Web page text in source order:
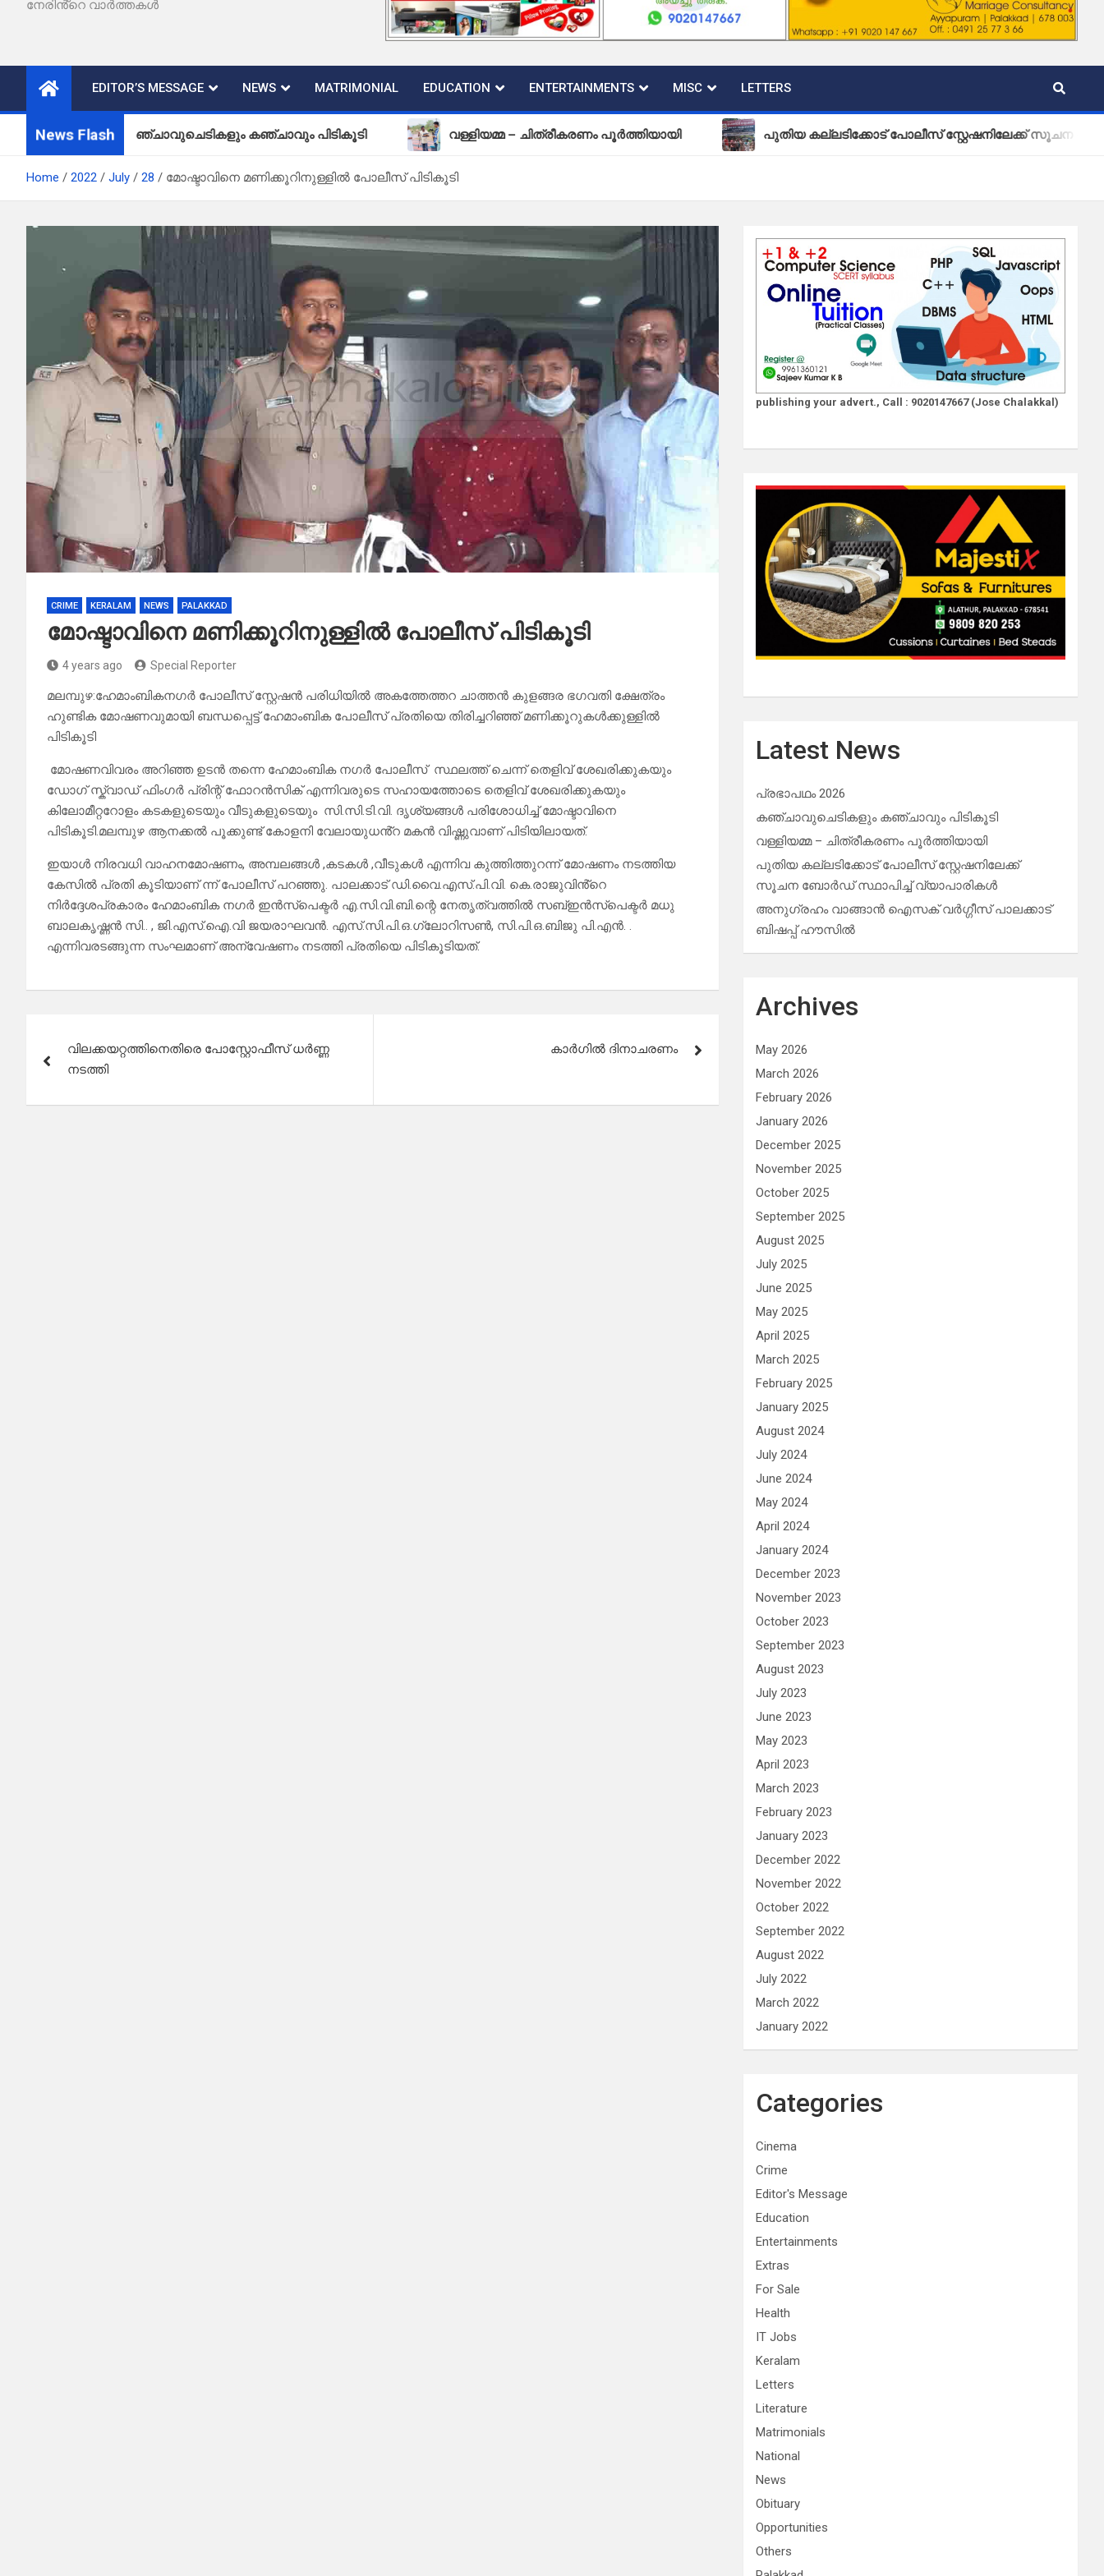
നേരിൻ്റെ വാർത്തകൾ
EDITOR’S MESSAGE NEWS MATRIMONIAL EDUCATION ENTERTAINMENTS MISC LETTERS
News Flash
കഞ്ചാവുചെടികളും കഞ്ചാവും പിടികൂടി വള്ളിയമ്മ – ചിത്രീകരണം പൂർത്തിയായി പുതിയ കല്ലടിക്കോട് പോലീസ് സ്റ്റേഷനിലേക്ക് സൂചന ബോർഡ്
Home 2022 July 28 മോഷ്ടാവിനെ മണിക്കൂറിനുള്ളിൽ പോലീസ് പിടികൂടി
CRIME KERALAM NEWS PALAKKAD
മോഷ്ടാവിനെ മണിക്കൂറിനുള്ളിൽ പോലീസ് പിടികൂടി
4 years ago Special Reporter
മലമ്പുഴ:ഹേമാംബികനഗർ പോലീസ് സ്റ്റേഷൻ പരിധിയിൽ അകത്തേത്തറ ചാത്തൻ കുളങ്ങര ഭഗവതി ക്ഷേത്രം
ഹുണ്ടിക മോഷണവുമായി ബന്ധപ്പെട്ട് ഹേമാംബിക പോലീസ് പ്രതിയെ തിരിച്ചറിഞ്ഞ് മണിക്കൂറുകൾക്കുള്ളിൽ
പിടികൂടി
മോഷണവിവരം അറിഞ്ഞ ഉടൻ തന്നെ ഹേമാംബിക നഗർ പോലീസ് സ്ഥലത്ത് ചെന്ന് തെളിവ് ശേഖരിക്കുകയും
ഡോഗ് സ്ക്വാഡ് ഫിംഗർ പ്രിന്റ് ഫോറൻസിക് എന്നിവരുടെ സഹായത്തോടെ തെളിവ് ശേഖരിക്കുകയും
കിലോമീറ്ററോളം കടകളുടെയും വീടുകളുടെയും സി.സി.ടി.വി. ദൃശ്യങ്ങൾ പരിശോധിച്ച് മോഷ്ടാവിനെ
പിടികൂടി.മലമ്പുഴ ആനക്കൽ പൂക്കുണ്ട് കോളനി വേലായുധൻ്റ മകൻ വിഷ്ണുവാണ് പിടിയിലായത്.
ഇയാൾ നിരവധി വാഹനമോഷണം, അമ്പലങ്ങൾ ,കടകൾ ,വീടുകൾ എന്നിവ കുത്തിത്തുറന്ന് മോഷണം നടത്തിയ
കേസിൽ പ്രതി കൂടിയാണ് ന്ന് പോലീസ് പറഞ്ഞു. പാലക്കാട് ഡി.വൈ.എസ്.പി.വി. കെ.രാജുവിൻ്റെ
നിർദ്ദേശപ്രകാരം ഹേമാംബിക നഗർ ഇൻസ്പെക്ടർ എ.സി.വി.ബി.ന്റെ നേതൃത്വത്തിൽ സബ്ഇൻസ്പെക്ടർ മധു
ബാലകൃഷ്ണൻ സി.. , ജി.എസ്.ഐ.വി ജയരാഘവൻ. എസ്.സി.പി.ഒ.ഗ്ലോറിസൺ, സി.പി.ഒ.ബിജു പി.എൻ. .
എന്നിവരടങ്ങുന്ന സംഘമാണ് അന്വേഷണം നടത്തി പ്രതിയെ പിടികൂടിയത്.
navigation
വിലക്കയറ്റത്തിനെതിരെ പോസ്റ്റോഫീസ് ധർണ്ണ
നടത്തി
കാർഗിൽ ദിനാചരണം
publishing your advert., Call : 9020147667 (Jose Chalakkal)
Latest News
പ്രഭാപഥം 2026
കഞ്ചാവുചെടികളും കഞ്ചാവും പിടികൂടി
വള്ളിയമ്മ – ചിത്രീകരണം പൂർത്തിയായി
പുതിയ കല്ലടിക്കോട് പോലീസ് സ്റ്റേഷനിലേക്ക്
സൂചന ബോർഡ് സ്ഥാപിച്ച് വ്യാപാരികൾ
അനുഗ്രഹം വാങ്ങാൻ ഐസക് വര്‍ഗ്ഗീസ് പാലക്കാട്
ബിഷപ്പ് ഹൗസില്‍
Archives
May 2026
March 2026
February 2026
January 2026
December 2025
November 2025
October 2025
September 2025
August 2025
July 2025
June 2025
May 2025
April 2025
March 2025
February 2025
January 2025
August 2024
July 2024
June 2024
May 2024
April 2024
January 2024
December 2023
November 2023
October 2023
September 2023
August 2023
July 2023
June 2023
May 2023
April 2023
March 2023
February 2023
January 2023
December 2022
November 2022
October 2022
September 2022
August 2022
July 2022
March 2022
January 2022
Categories
Cinema
Crime
Editor's Message
Education
Entertainments
Extras
For Sale
Health
IT Jobs
Keralam
Letters
Literature
Matrimonials
National
News
Obituary
Opportunities
Others